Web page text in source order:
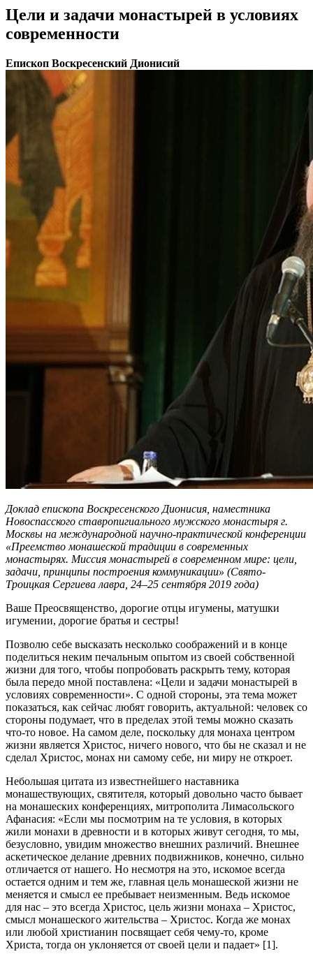
Цели и задачи монастырей в условиях
современности
Епископ Воскресенский Дионисий
Доклад епископа Воскресенского Дионисия, наместника
Новоспасского ставропигиального мужского монастыря г.
Москвы на международной научно-практической конференции
«Преемство монашеской традиции в современных
монастырях. Миссия монастырей в современном мире: цели,
задачи, принципы построения коммуникации» (Свято-
Троицкая Сергиева лавра, 24–25 сентября 2019 года)
Ваше Преосвященство, дорогие отцы игумены, матушки
игумении, дорогие братья и сестры!
Позволю себе высказать несколько соображений и в конце
поделиться неким печальным опытом из своей собственной
жизни для того, чтобы попробовать раскрыть тему, которая
была передо мной поставлена: «Цели и задачи монастырей в
условиях современности». С одной стороны, эта тема может
показаться, как сейчас любят говорить, актуальной: человек со
стороны подумает, что в пределах этой темы можно сказать
что-то новое. На самом деле, поскольку для монаха центром
жизни является Христос, ничего нового, что бы не сказал и не
сделал Христос, монах ни самому себе, ни миру не откроет.
Небольшая цитата из известнейшего наставника
монашествующих, святителя, который довольно часто бывает
на монашеских конференциях, митрополита Лимасольского
Афанасия: «Если мы посмотрим на те условия, в которых
жили монахи в древности и в которых живут сегодня, то мы,
безусловно, увидим множество внешних различий. Внешнее
аскетическое делание древних подвижников, конечно, сильно
отличается от нашего. Но несмотря на это, искомое всегда
остается одним и тем же, главная цель монашеской жизни не
меняется и смысл ее пребывает неизменным. Ведь искомое
для нас – это всегда Христос, цель жизни монаха – Христос,
смысл монашеского жительства – Христос. Когда же монах
или любой христианин посвящает себя чему-то, кроме
Христа, тогда он уклоняется от своей цели и падает» [1].